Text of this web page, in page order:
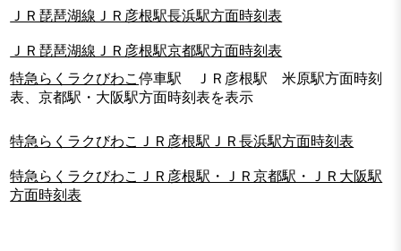
ＪＲ琵琶湖線ＪＲ彦根駅長浜駅方面時刻表
ＪＲ琵琶湖線ＪＲ彦根駅京都駅方面時刻表
特急らくラクびわこ停車駅 ＪＲ彦根駅 米原駅方面時刻
表、京都駅・大阪駅方面時刻表を表示
特急らくラクびわこＪＲ彦根駅ＪＲ長浜駅方面時刻表
特急らくラクびわこＪＲ彦根駅・ＪＲ京都駅・ＪＲ大阪駅
方面時刻表